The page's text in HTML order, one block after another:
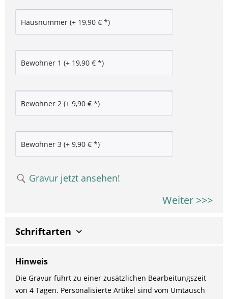
Gravur jetzt ansehen!
Weiter >>>
Schriftarten
Hinweis
Die Gravur führt zu einer zusätzlichen Bearbeitungszeit
von 4 Tagen. Personalisierte Artikel sind vom Umtausch